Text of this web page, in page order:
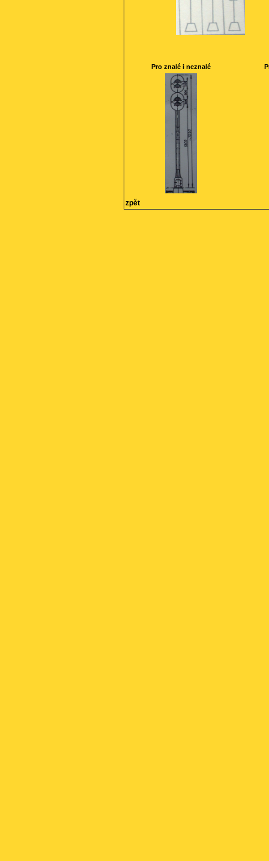
Pro znalé i neznalé
zpět